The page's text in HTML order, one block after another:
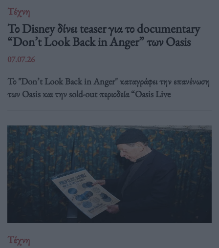
Τέχνη
Το Disney δίνει teaser για το documentary
“Don’t Look Back in Anger” των Oasis
07.07.26
Το "Don’t Look Back in Anger" καταγράφει την επανένωση
των Oasis και την sold-out περιοδεία “Oasis Live
Τέχνη